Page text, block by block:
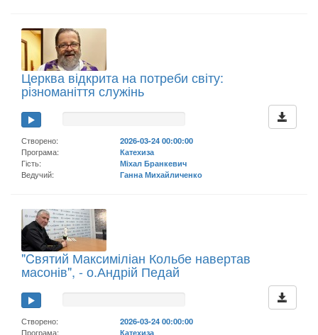
Церква відкрита на потреби світу:
різноманіття служінь
Створено:
2026-03-24 00:00:00
Програма:
Катехиза
Гість:
Міхал Бранкевич
Ведучий:
Ганна Михайличенко
"Cвятий Максиміліан Кольбе навертав
масонів", - о.Андрій Педай
Створено:
2026-03-24 00:00:00
Програма:
Катехиза